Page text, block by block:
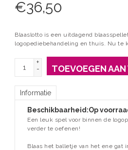
€36,50
Blaaslotto is een uitdagend
logopediebehandeling en thuis. Nu te
+
-
TOEVOEGEN
Informatie
Beschikbaarheid:Op
Een leuk spel voor binnen de
verder te oefenen!
Blaas het balletje van het ene gat